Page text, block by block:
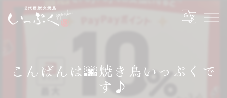
こんばんは🌆焼き鳥いっぷくで
す♪